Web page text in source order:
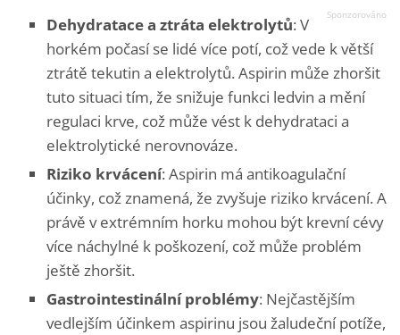
Dehydratace a ztráta elektrolytů: V
horkém počasí se lidé více potí, což vede k větší
ztrátě tekutin a elektrolytů. Aspirin může zhoršit
tuto situaci tím, že snižuje funkci ledvin a mění
regulaci krve, což může vést k dehydrataci a
elektrolytické nerovnováze.
Riziko krvácení: Aspirin má antikoagulační
účinky, což znamená, že zvyšuje riziko krvácení. A
právě v extrémním horku mohou být krevní cévy
více náchylné k poškození, což může problém
ještě zhoršit.
Gastrointestinální problémy: Nejčastějším
vedlejším účinkem aspirinu jsou žaludeční potíže,